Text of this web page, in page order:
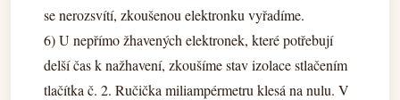
se nerozsvítí, zkoušenou elektronku vyřadíme.
6) U nepřímo žhavených elektronek, které potřebují
delší čas k nažhavení, zkoušíme stav izolace stlačením
tlačítka č. 2. Ručička miliampérmetru klesá na nulu. V